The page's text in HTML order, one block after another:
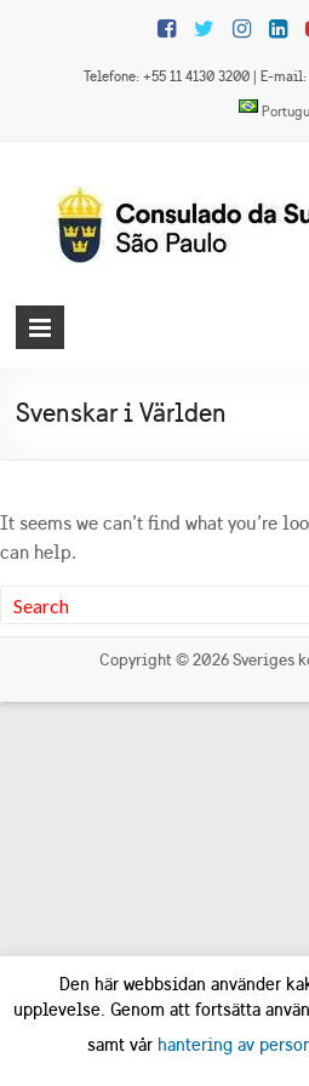
Telefone: +55 11 4130 3200 | E-
Sveriges
i São
Svenskar i Världen
It seems we can’t find what you’re
can help.
Copyright © 2026Sveriges
Den här webbsidan använder
upplevelse. Genom att fortsätta
samt vår hantering av